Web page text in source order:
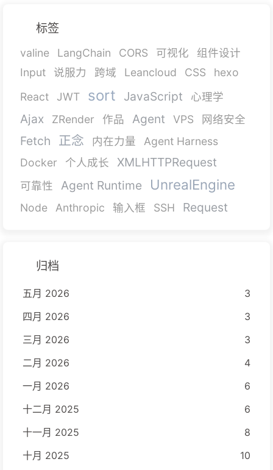
标签
valine LangChain CORS 可视化
组件设计
Input
说服力 跨域 Leancloud CSS
hexo
React
JWT sort JavaScript 心理学
Ajax ZRender 作品 Agent VPS 网络安全
Fetch 正念 内在力量
Agent Harness
Docker
个人成长 XMLHTTPRequest
可靠性 Agent Runtime UnrealEngine
Node Anthropic 输入框 SSH Request
归档
五月 2026
3
四月 2026
3
三月 2026
3
二月 2026
4
一月 2026
6
十二月 2025
6
十一月 2025
8
十月 2025
10